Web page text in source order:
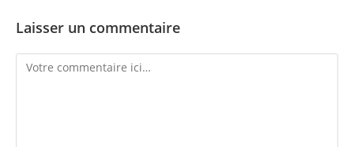
Laisser un commentaire